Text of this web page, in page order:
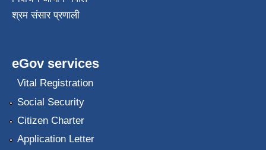
श्रम संसार प्रणाली
eGov services
Vital Registration
Social Security
Citizen Charter
Application Letter